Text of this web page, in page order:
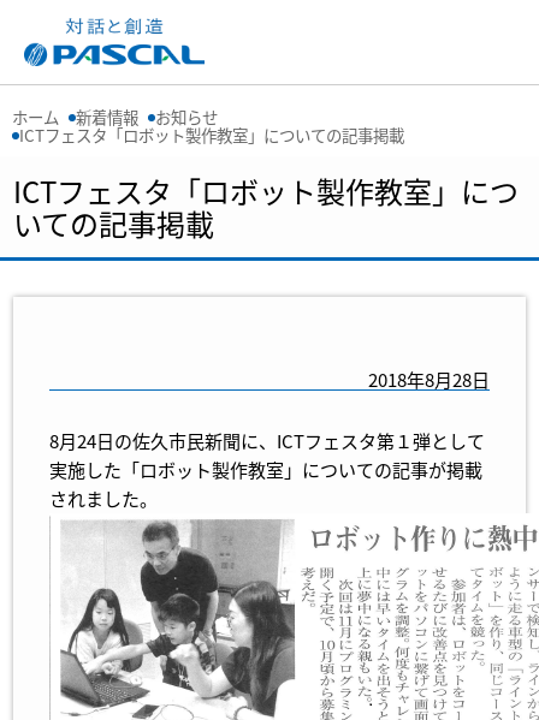
ホーム 新着情報 お知らせ
ICTフェスタ「ロボット製作教室」についての記事掲載
ICTフェスタ「ロボット製作教室」につ
いての記事掲載
2018年8月28日
8月24日の佐久市民新聞に、ICTフェスタ第１弾として
実施した「ロボット製作教室」についての記事が掲載
されました。